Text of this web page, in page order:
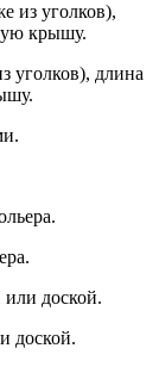
из уголков),
крышу.
уголков), длина
доской.
доской.